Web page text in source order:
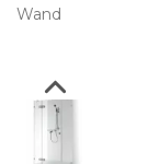
Wand